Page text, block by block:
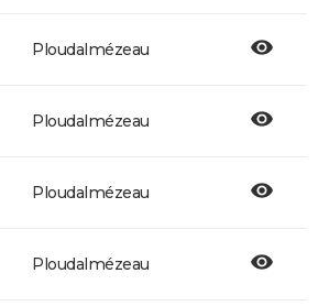
Ploudalmézeau
Ploudalmézeau
Ploudalmézeau
Ploudalmézeau